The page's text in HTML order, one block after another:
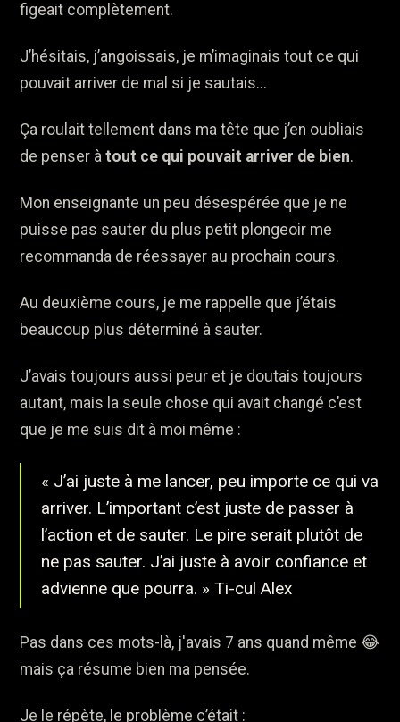
figeait complètement.
J’hésitais, j’angoissais, je m’imaginais tout ce qui
pouvait arriver de mal si je sautais...
Ça roulait tellement dans ma tête que j’en oubliais
de penser àtout ce qui pouvait arriver de bien.
Mon enseignante un peu désespérée que je ne
puisse pas sauter du plus petit plongeoir me
recommanda de réessayer au prochain cours.
Au deuxième cours, je me rappelle que j’étais
beaucoup plus déterminé à sauter.
J’avais toujours aussi peur et je doutais toujours
autant, mais la seule chose qui avait changé c’est
que je me suis dit à moi même :
« J’ai juste à me lancer, peu importe ce qui va
arriver. L’important c’est juste de passer à
l’action et de sauter. Le pire serait plutôt de
ne pas sauter. J’ai juste à avoir confiance et
advienne que pourra. » Ti-cul Alex
Pas dans ces mots-là, j'avais 7 ans quand même 😂
mais ça résume bien ma pensée.
Je le répète, le problème c’était :